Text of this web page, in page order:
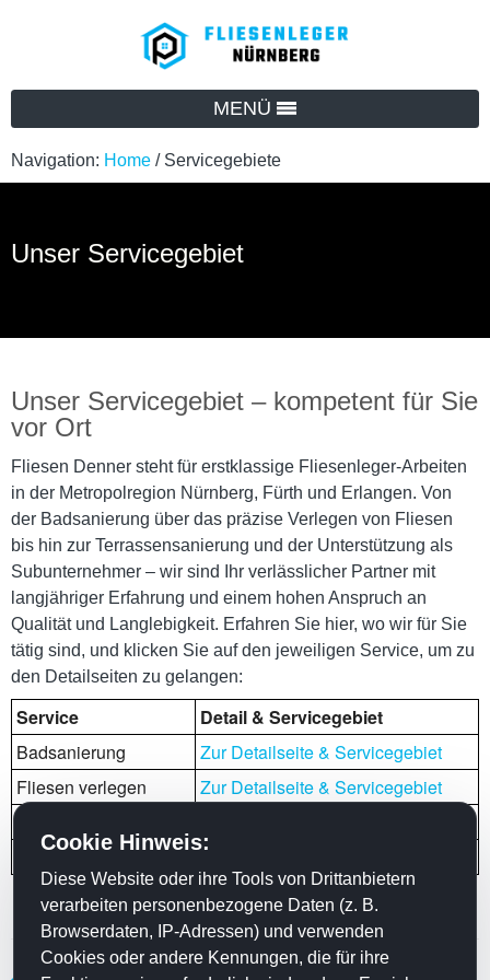
MENÜ
Navigation: Home / Servicegebiete
Unser Servicegebiet
Unser Servicegebiet – kompetent für Sie
vor Ort
Fliesen Denner steht für erstklassige Fliesenleger‑Arbeiten
in der Metropolregion Nürnberg, Fürth und Erlangen. Von
der Badsanierung über das präzise Verlegen von Fliesen
bis hin zur Terrassensanierung und der Unterstützung als
Subunternehmer – wir sind Ihr verlässlicher Partner mit
langjähriger Erfahrung und einem hohen Anspruch an
Qualität und Langlebigkeit. Erfahren Sie hier, wo wir für Sie
tätig sind, und klicken Sie auf den jeweiligen Service, um zu
den Detailseiten zu gelangen:
Service
Detail & Servicegebiet
Badsanierung
Zur Detailseite & Servicegebiet
Fliesen verlegen
Zur Detailseite & Servicegebiet
Terrassensanierung
Zur Detailseite & Servicegebiet
Cookie Hinweis:
Diese Website oder ihre Tools von Drittanbietern
verarbeiten personenbezogene Daten (z. B.
Browserdaten, IP-Adressen) und verwenden
Cookies oder andere Kennungen, die für ihre